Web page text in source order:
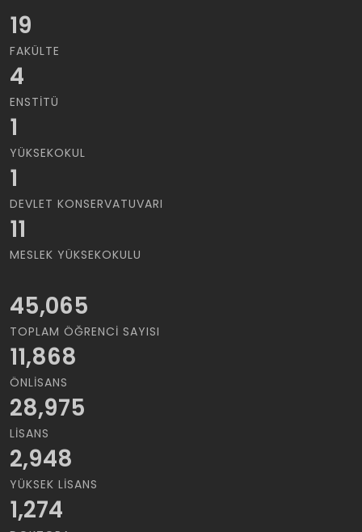
19
FAKÜLTE
4
ENSTITÜ
1
YÜKSEKOKUL
1
DEVLET KONSERVATUVARI
11
MESLEK YÜKSEKOKULU
45,065
TOPLAM ÖĞRENCI SAYISI
11,868
ÖNLISANS
28,975
LISANS
2,948
YÜKSEK LISANS
1,274